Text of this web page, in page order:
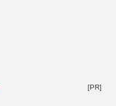
[PR]